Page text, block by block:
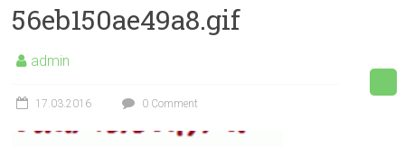
56eb150ae49a8.gif
admin
17.03.2016 0 Comment